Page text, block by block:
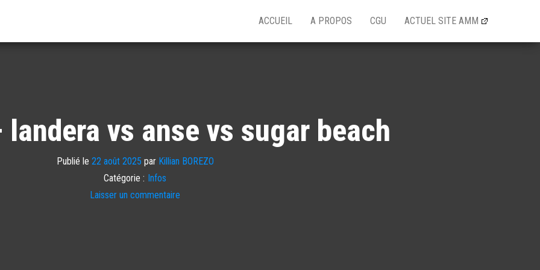
ACCUEIL A PROPOS CGU ACTUEL SITE AMM
vs anse vs sugar beach
Publié le 22 août 2025 par Killian BOREZO
Catégorie : Infos
Laisser un commentaire